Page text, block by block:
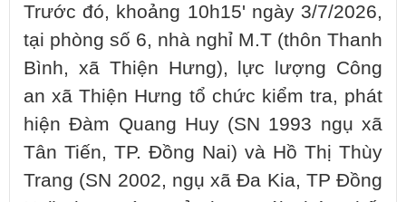
Trước đó, khoảng 10h15' ngày 3/7/2026,
tại phòng số 6, nhà nghỉ M.T (thôn Thanh
Bình, xã Thiện Hưng), lực lượng Công
an xã Thiện Hưng tổ chức kiểm tra, phát
hiện Đàm Quang Huy (SN 1993 ngụ xã
Tân Tiến, TP. Đồng Nai) và Hồ Thị Thùy
Trang (SN 2002, ngụ xã Đa Kia, TP Đồng